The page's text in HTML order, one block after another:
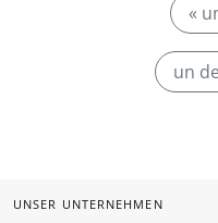
«
un
UNSER UNTERNEHMEN